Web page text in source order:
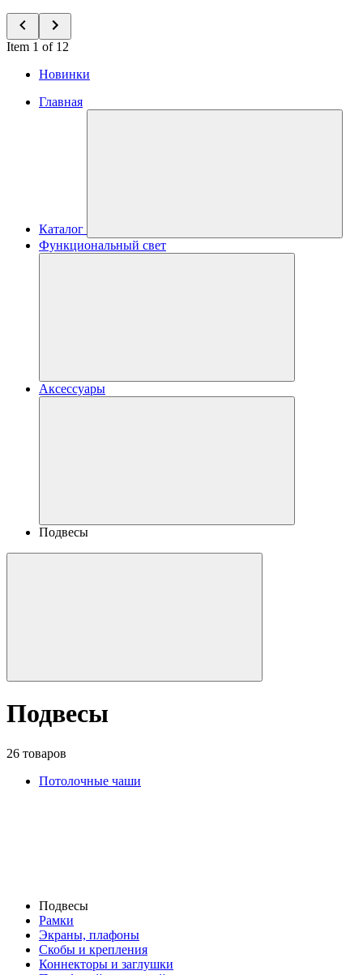
Item 1 of 12
Новинки
Главная
Каталог
Функциональный свет
Аксессуары
Подвесы
Подвесы
26 товаров
Потолочные чаши
Подвесы
Рамки
Экраны, плафоны
Скобы и крепления
Коннекторы и заглушки